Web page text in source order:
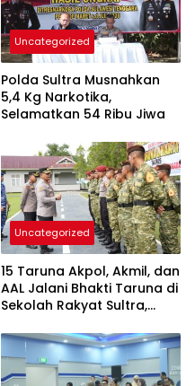
Uncategorized
Polda Sultra Musnahkan
5,4 Kg Narkotika,
Selamatkan 54 Ribu Jiwa
Uncategorized
15 Taruna Akpol, Akmil, dan
AAL Jalani Bhakti Taruna di
Sekolah Rakyat Sultra,
Nasionalisme